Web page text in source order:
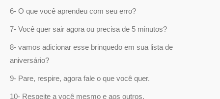
6- O que você aprendeu com seu erro?
7- Você quer sair agora ou precisa de 5 minutos?
8- vamos adicionar esse brinquedo em sua lista de
aniversário?
9- Pare, respire, agora fale o que você quer.
10- Respeite a você mesmo e aos outros.